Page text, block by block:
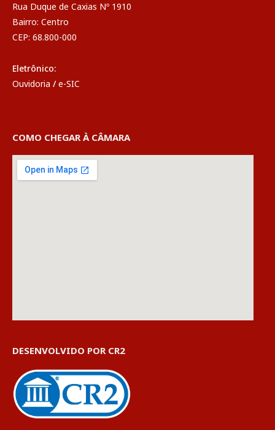
Rua Duque de Caxias Nº 1910
Bairro: Centro
CEP: 68.800-000
Eletrônico:
Ouvidoria / e-SIC
COMO CHEGAR À CÂMARA
DESENVOLVIDO POR CR2